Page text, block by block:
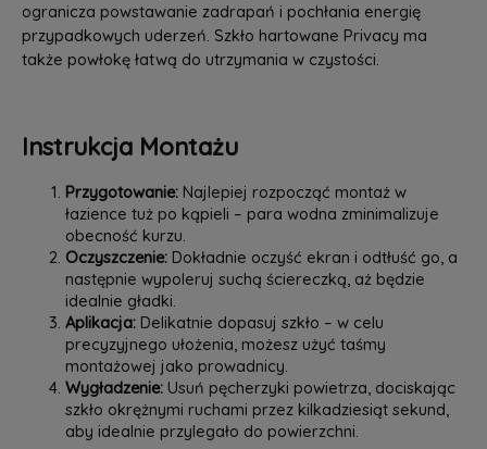
ogranicza powstawanie zadrapań i pochłania energię
przypadkowych uderzeń. Szkło hartowane Privacy ma
także powłokę łatwą do utrzymania w czystości.
Instrukcja Montażu
Przygotowanie:Najlepiej rozpocząć montaż w
łazience tuż po kąpieli – para wodna zminimalizuje
obecność kurzu.
Oczyszczenie:Dokładnie oczyść ekran i odtłuść go, a
następnie wypoleruj suchą ściereczką, aż będzie
idealnie gładki.
Aplikacja:Delikatnie dopasuj szkło – w celu
precyzyjnego ułożenia, możesz użyć taśmy
montażowej jako prowadnicy.
Wygładzenie:Usuń pęcherzyki powietrza, dociskając
szkło okrężnymi ruchami przez kilkadziesiąt sekund,
aby idealnie przylegało do powierzchni.